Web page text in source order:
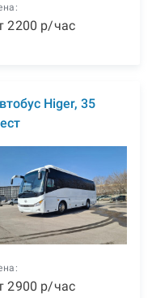
2200 р/час
Higer, 35
2900 р/час